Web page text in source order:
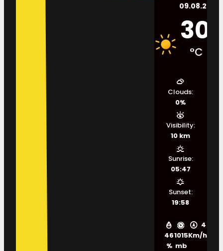
09.08.2026.
30
°C
46
%
1015
mb
4
Km/h
Clouds:
0%
Visibility:
10 km
Sunrise:
05:47
Sunset:
19:58